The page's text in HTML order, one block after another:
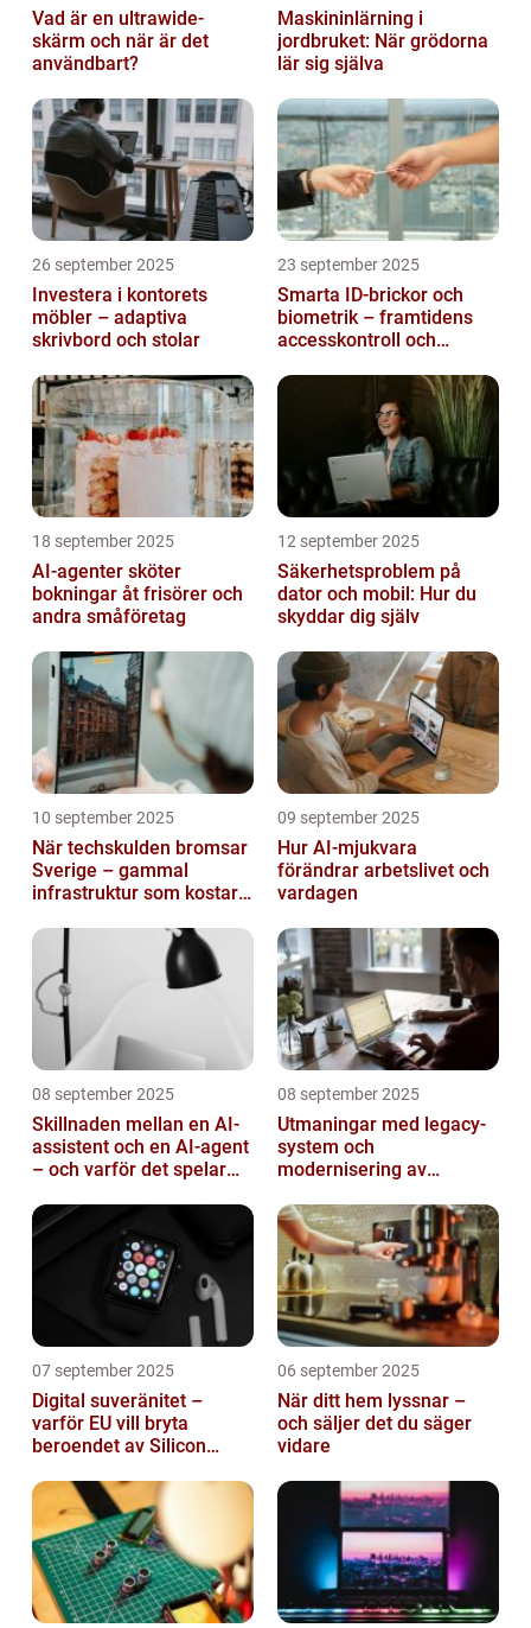
Vad är en ultrawide-
skärm och när är det
användbart?
Maskininlärning i
jordbruket: När grödorna
lär sig själva
26 september 2025
Investera i kontorets
möbler – adaptiva
skrivbord och stolar
23 september 2025
Smarta ID-brickor och
biometrik – framtidens
accesskontroll och
18 september 2025
AI-agenter sköter
bokningar åt frisörer och
andra småföretag
12 september 2025
Säkerhetsproblem på
dator och mobil: Hur du
skyddar dig själv
10 september 2025
När techskulden bromsar
Sverige – gammal
infrastruktur som kostar
09 september 2025
Hur AI-mjukvara
förändrar arbetslivet och
vardagen
08 september 2025
Skillnaden mellan en AI-
assistent och en AI-agent
– och varför det spelar
08 september 2025
Utmaningar med legacy-
system och
modernisering av
07 september 2025
Digital suveränitet –
varför EU vill bryta
beroendet av Silicon
06 september 2025
När ditt hem lyssnar –
och säljer det du säger
vidare